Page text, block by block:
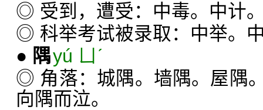
◎ 受到，遭受：中毒。中计
◎ 科举考试被录取：中举。
● 隅yú ㄩˊ
◎ 角落：城隅。墙隅。屋隅
向隅而泣。